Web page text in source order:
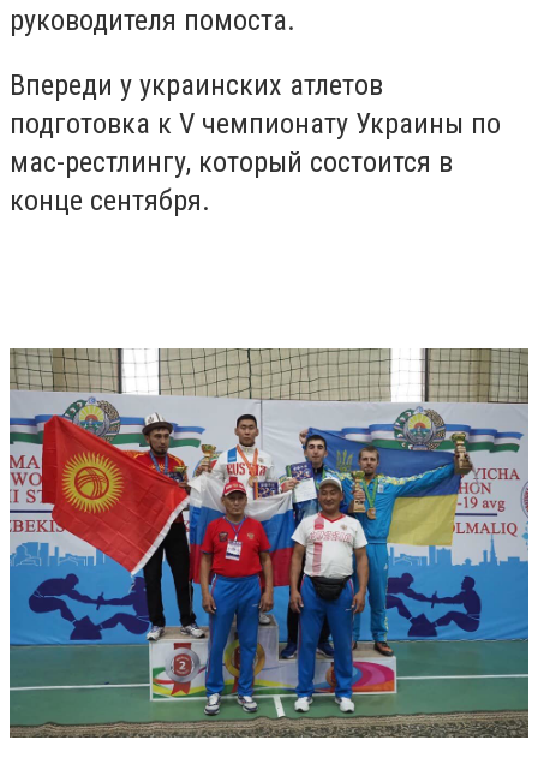
руководителя помоста.
Впереди у украинских атлетов
подготовка к V чемпионату Украины по
мас-рестлингу, который состоится в
конце сентября.